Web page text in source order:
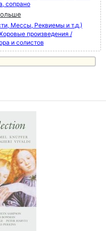
сопрано
Мессы, Реквиемы и т.д.)
произведения /
и солистов